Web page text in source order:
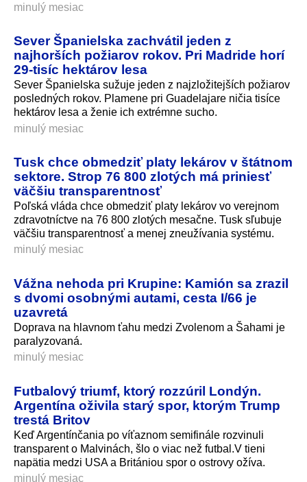
minulý mesiac
Sever Španielska zachvátil jeden z
najhorších požiarov rokov. Pri Madride horí
29‑tisíc hektárov lesa
Sever Španielska sužuje jeden z najzložitejších požiarov
posledných rokov. Plamene pri Guadelajare ničia tisíce
hektárov lesa a ženie ich extrémne sucho.
minulý mesiac
Tusk chce obmedziť platy lekárov v štátnom
sektore. Strop 76 800 zlotých má priniesť
väčšiu transparentnosť
Poľská vláda chce obmedziť platy lekárov vo verejnom
zdravotníctve na 76 800 zlotých mesačne. Tusk sľubuje
väčšiu transparentnosť a menej zneužívania systému.
minulý mesiac
Vážna nehoda pri Krupine: Kamión sa zrazil
s dvomi osobnými autami, cesta I/66 je
uzavretá
Doprava na hlavnom ťahu medzi Zvolenom a Šahami je
paralyzovaná.
minulý mesiac
Futbalový triumf, ktorý rozzúril Londýn.
Argentína oživila starý spor, ktorým Trump
trestá Britov
Keď Argentínčania po víťaznom semifinále rozvinuli
transparent o Malvinách, šlo o viac než futbal.V tieni
napätia medzi USA a Britániou spor o ostrovy ožíva.
minulý mesiac